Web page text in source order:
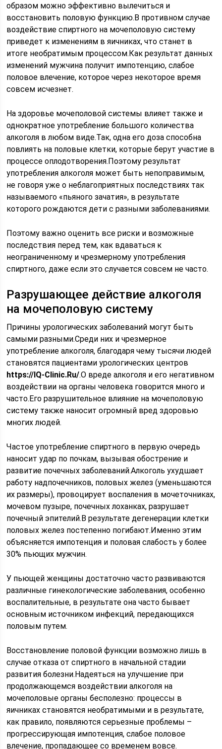
образом можно эффективно вылечиться и
восстановить половую функцию.В противном случае
воздействие спиртного на мочеполовую систему
приведет к изменениям в яичниках, что станет в
итоге необратимым процессом.Как результат данных
изменений мужчина получит импотенцию, слабое
половое влечение, которое через некоторое время
совсем исчезнет.
На здоровье мочеполовой системы влияет также и
однократное употребление большого количества
алкоголя в любом виде.Так, одна его доза способна
повлиять на половые клетки, которые берут участие в
процессе оплодотворения.Поэтому результат
употребления алкоголя может быть непоправимым,
не говоря уже о неблагоприятных последствиях так
называемого «пьяного зачатия», в результате
которого рождаются дети с разными заболеваниями.
Поэтому важно оценить все риски и возможные
последствия перед тем, как вдаваться к
неограниченному и чрезмерному употребления
спиртного, даже если это случается совсем не часто.
Разрушающее действие алкоголя
на мочеполовую систему
Причины урологических заболеваний могут быть
самыми разными.Среди них и чрезмерное
употребление алкоголя, благодаря чему тысячи людей
становятся пациентами урологических центров
https://IQ-Clinic.Ru/.О вреде алкоголя и его негативном
воздействии на органы человека говорится много и
часто.Его разрушительное влияние на мочеполовую
систему также наносит огромный вред здоровью
многих людей.
Частое употребление спиртного в первую очередь
наносит удар по почкам, вызывая обострение и
развитие почечных заболеваний.Алкоголь ухудшает
работу надпочечников, половых желез (уменьшаются
их размеры), провоцирует воспаления в мочеточниках,
мочевом пузыре, почечных лоханках, разрушает
почечный эпителий.В результате дегенерации клетки
половых желез постепенно погибают.Именно этим
объясняется импотенция и половая слабость у более
30% пьющих мужчин.
У пьющей женщины достаточно часто развиваются
различные гинекологические заболевания, особенно
воспалительные, в результате она часто бывает
основным источником инфекций, передающихся
половым путем.
Восстановление половой функции возможно лишь в
случае отказа от спиртного в начальной стадии
развития болезни.Надеяться на улучшение при
продолжающемся воздействии алкоголя на
мочеполовые органы бесполезно: процессы в
яичниках становятся необратимыми и в результате,
как правило, появляются серьезные проблемы –
прогрессирующая импотенция, слабое половое
влечение, пропадающее со временем вовсе.